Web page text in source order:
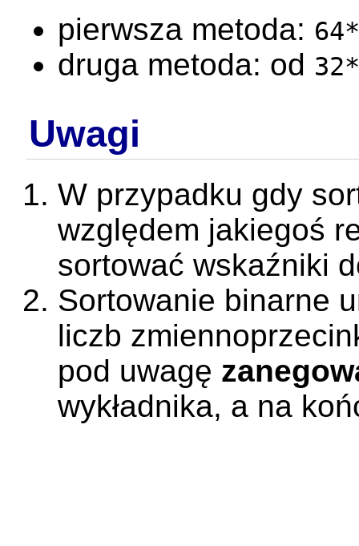
pierwsza metoda:
druga metoda: od
Uwagi
W przypadku gdy
względem jakiegoś
sortować wskaźniki
Sortowanie binarne
liczb
pod uwagę
wykładnika, a na